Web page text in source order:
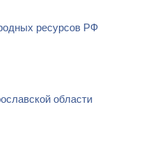
ресурсов РФ
области